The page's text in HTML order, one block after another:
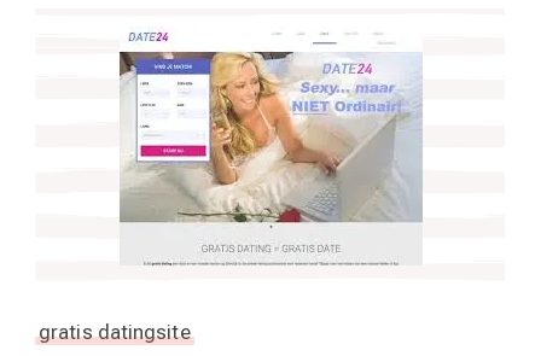
gratis datingsite